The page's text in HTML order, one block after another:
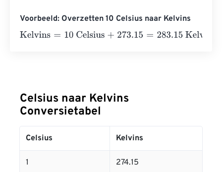
Voorbeeld: Overzetten 10 Celsius naar Kelvins
Kelvins= 10 Celsius+273.15 =283.15 Kelvins
Celsius naar Kelvins
Conversietabel
Celsius Kelvins
1 274.15